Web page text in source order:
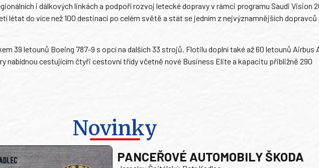
i dálkových linkách a podpoří rozvoj letecké dopravy v rámci programu Saudi Vision
létat do více než 100 destinací po celém světě a stát se jedním z nejvýznamnějších dopravců
39 letounů Boeing 787-9 s opcí na dalších 33 strojů. Flotilu doplní také až 60 letounů Airbus
nabídnou cestujícím čtyři cestovní třídy včetně nové Business Elite a kapacitu přibližně 290
Novinky
PANCEŘOVÉ AUTOMOBILY ŠKODA